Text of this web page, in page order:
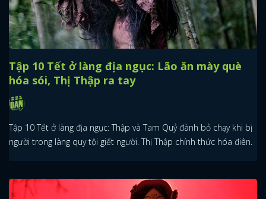
Tập 10 Tết ở làng địa ngục: Lão ăn mày què
hóa sói, Thị Thập ra tay
Tập 10 Tết ở làng địa ngục: Thập và Tam Quỷ đành bỏ chạy khi bị
người trong làng quy tội giết người. Thị Thập chính thức hóa điên.